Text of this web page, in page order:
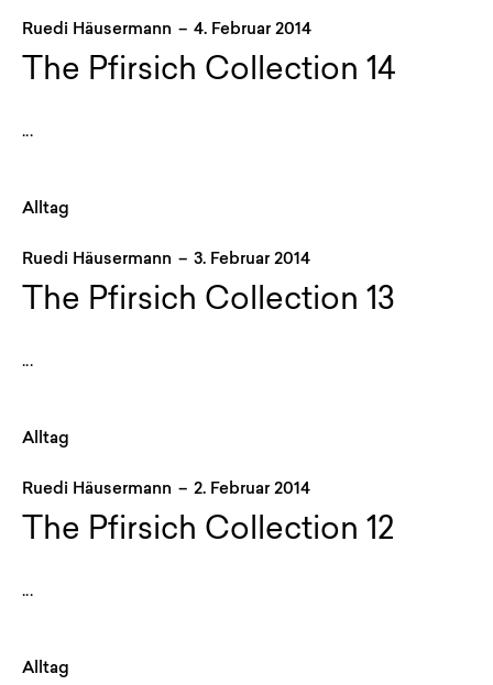
Ruedi Häusermann – 4. Februar 2014
The Pfirsich Collection 14
...
Alltag
Ruedi Häusermann – 3. Februar 2014
The Pfirsich Collection 13
...
Alltag
Ruedi Häusermann – 2. Februar 2014
The Pfirsich Collection 12
...
Alltag